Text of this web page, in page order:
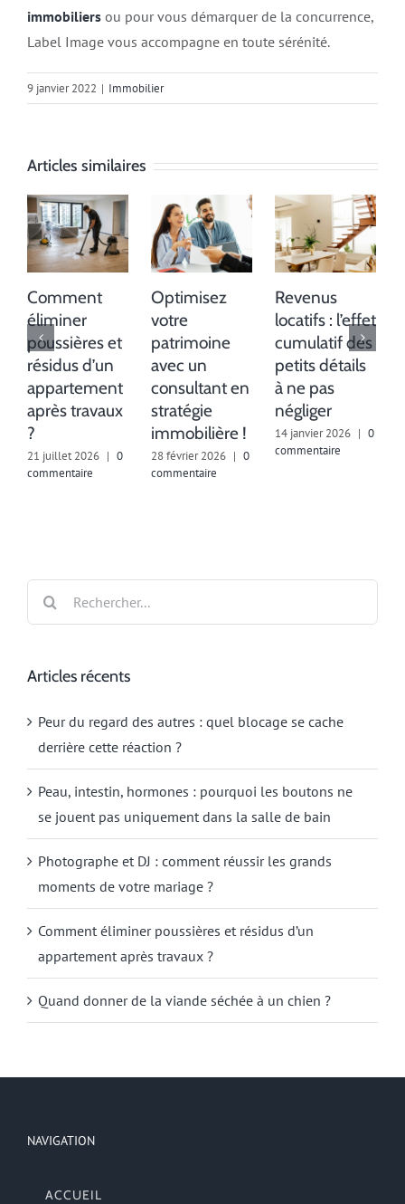
immobiliers ou pour vous démarquer de la concurrence,
Label Image vous accompagne en toute sérénité.
9 janvier 2022 | Immobilier
Articles similaires
Comment
éliminer
poussières et
résidus d’un
appartement
après travaux
?
21 juillet 2026 | 0
commentaire
Optimisez
votre
patrimoine
avec un
consultant en
stratégie
immobilière !
28 février 2026 | 0
commentaire
Revenus
locatifs : l’effet
cumulatif des
petits détails
à ne pas
négliger
14 janvier 2026 | 0
commentaire
Articles récents
Peur du regard des autres : quel blocage se cache
derrière cette réaction ?
Peau, intestin, hormones : pourquoi les boutons ne
se jouent pas uniquement dans la salle de bain
Photographe et DJ : comment réussir les grands
moments de votre mariage ?
Comment éliminer poussières et résidus d’un
appartement après travaux ?
Quand donner de la viande séchée à un chien ?
NAVIGATION
ACCUEIL